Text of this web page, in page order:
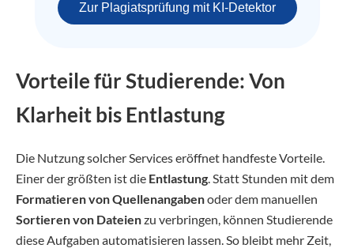
Zur Plagiatsprüfung mit KI-Detektor
Vorteile für Studierende: Von
Klarheit bis Entlastung
Die Nutzung solcher Services eröffnet handfeste Vorteile.
Einer der größten ist die Entlastung. Statt Stunden mit dem
Formatieren von Quellenangabenoder dem manuellen
Sortieren von Dateienzu verbringen, können Studierende
diese Aufgaben automatisieren lassen. So bleibt mehr Zeit,